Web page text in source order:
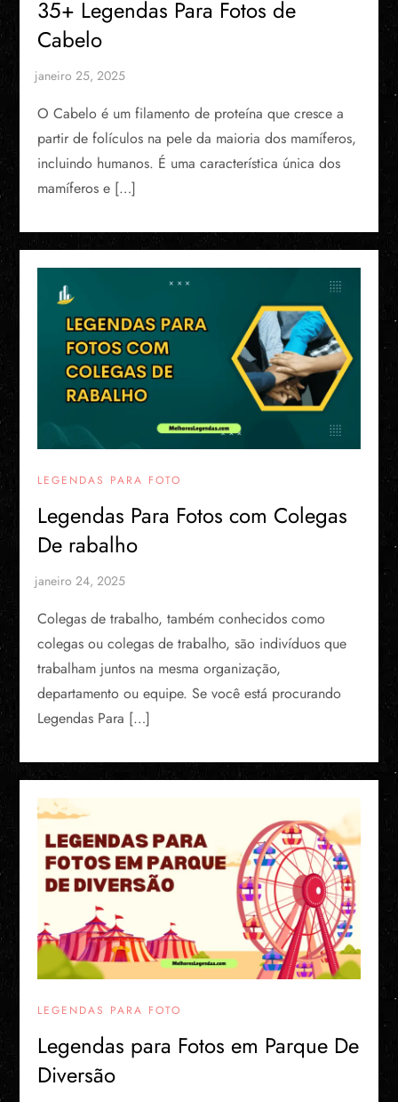
35+ Legendas Para Fotos de
Cabelo
O Cabelo é um filamento de proteína que cresce a
partir de folículos na pele da maioria dos mamíferos,
incluindo humanos. É uma característica única dos
mamíferos e […]
LEGENDAS PARA FOTO
Legendas Para Fotos com Colegas
De rabalho
Colegas de trabalho, também conhecidos como
colegas ou colegas de trabalho, são indivíduos que
trabalham juntos na mesma organização,
departamento ou equipe. Se você está procurando
Legendas Para […]
LEGENDAS PARA FOTO
Legendas para Fotos em Parque De
Diversão